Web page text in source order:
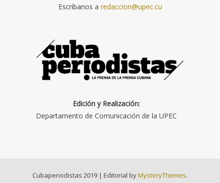
Escríbanos a redaccion@upec.cu
Edición y Realización:
Departamento de Comunicación de la UPEC
Cubaperiodistas 2019 | Editorial byMysteryThemes.